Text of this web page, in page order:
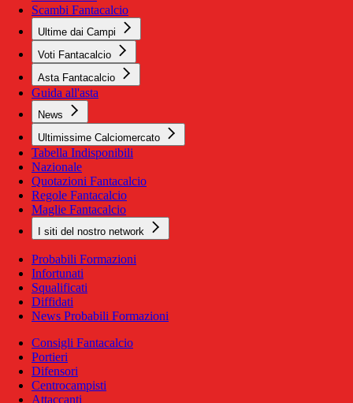
Scambi Fantacalcio
Ultime dai Campi
Voti Fantacalcio
Asta Fantacalcio
Guida all'asta
News
Ultimissime Calciomercato
Tabella Indisponibili
Nazionale
Quotazioni Fantacalcio
Regole Fantacalcio
Maglie Fantacalcio
I siti del nostro network
Probabili Formazioni
Infortunati
Squalificati
Diffidati
News Probabili Formazioni
Consigli Fantacalcio
Portieri
Difensori
Centrocampisti
Attaccanti